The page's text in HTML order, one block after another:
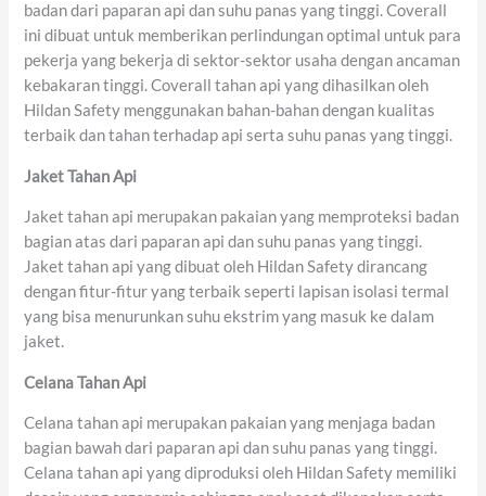
badan dari paparan api dan suhu panas yang tinggi. Coverall
ini dibuat untuk memberikan perlindungan optimal untuk para
pekerja yang bekerja di sektor-sektor usaha dengan ancaman
kebakaran tinggi. Coverall tahan api yang dihasilkan oleh
Hildan Safety menggunakan bahan-bahan dengan kualitas
terbaik dan tahan terhadap api serta suhu panas yang tinggi.
Jaket Tahan Api
Jaket tahan api merupakan pakaian yang memproteksi badan
bagian atas dari paparan api dan suhu panas yang tinggi.
Jaket tahan api yang dibuat oleh Hildan Safety dirancang
dengan fitur-fitur yang terbaik seperti lapisan isolasi termal
yang bisa menurunkan suhu ekstrim yang masuk ke dalam
jaket.
Celana Tahan Api
Celana tahan api merupakan pakaian yang menjaga badan
bagian bawah dari paparan api dan suhu panas yang tinggi.
Celana tahan api yang diproduksi oleh Hildan Safety memiliki